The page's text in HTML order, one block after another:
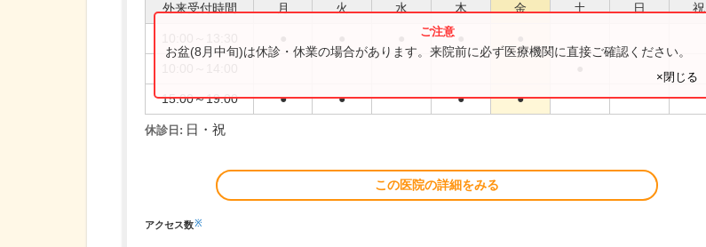
外来受付時間 月 火 水 木 金 土 日 祝
15:00～19:00 ● ● ● ●
お盆(8月中旬)は休診・休業の場合があります。来院前に必ず医療機関に直接ご確認ください。
×閉じる
休診日: 日・祝
この医院の詳細をみる
アクセス数※